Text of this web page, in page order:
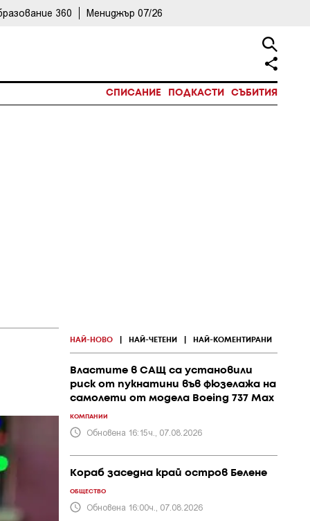
360 Мениджър 07/26
СПИСАНИЕ ПОДКАСТИ СЪБИТИЯ
НАЙ-НОВО НАЙ-ЧЕТЕНИ НАЙ-КОМЕНТИРАНИ
Властите в САЩ са установили
риск от пукнатини във фюзелажа на
самолети от модела Boeing 737 Max
КОМПАНИИ
Обновена 16:15ч., 07.08.2026
Кораб заседна край остров Белене
ОБЩЕСТВО
Обновена 16:00ч., 07.08.2026